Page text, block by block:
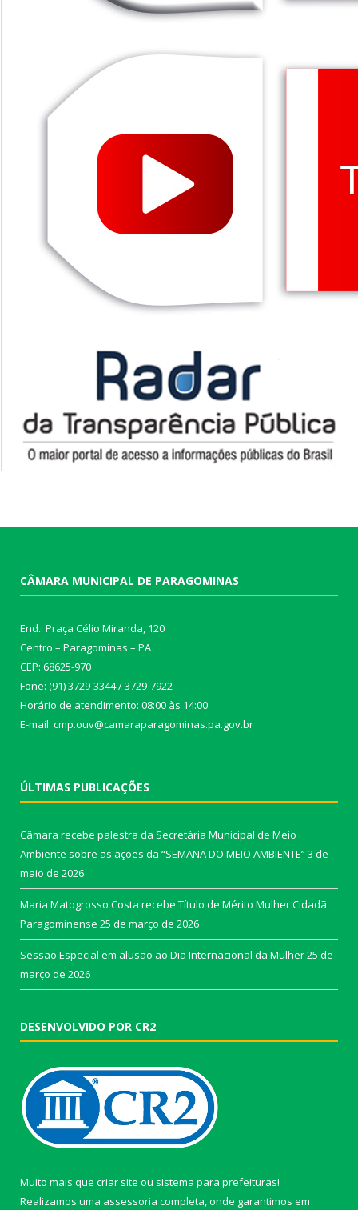
CÂMARA MUNICIPAL DE PARAGOMINAS
End.: Praça Célio Miranda, 120
Centro – Paragominas – PA
CEP: 68625-970
Fone: (91) 3729-3344 / 3729-7922
Horário de atendimento: 08:00 às 14:00
E-mail: cmp.ouv@camaraparagominas.pa.gov.br
ÚLTIMAS PUBLICAÇÕES
Câmara recebe palestra da Secretária Municipal de Meio
Ambiente sobre as ações da “SEMANA DO MEIO AMBIENTE”3 de
maio de 2026
Maria Matogrosso Costa recebe Título de Mérito Mulher Cidadã
Paragominense 25 de março de 2026
Sessão Especial em alusão ao Dia Internacional da Mulher25 de
março de 2026
DESENVOLVIDO POR CR2
Muito mais que criar site ou sistema para prefeituras!
Realizamos uma assessoria completa, onde garantimos em